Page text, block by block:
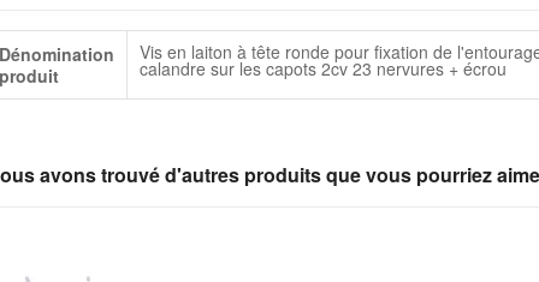
Dénomination
produit
Vis en laiton à tête ronde pour fixation de
calandre sur les capots 2cv 23 nervures + écrou
avons trouvé d'autres produits que vous pourriez